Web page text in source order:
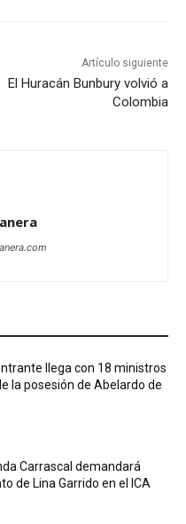
Artículo siguiente
El Huracán Bunbury volvió a
Colombia
llega con 18 ministros
la posesión de Abelardo de
Carrascal demandará
de Lina Garrido en el ICA